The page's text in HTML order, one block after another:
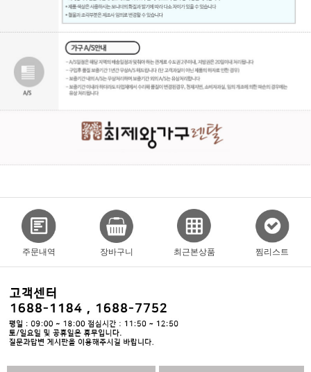
주문내역 장바구니 최근본상품 찜리스트